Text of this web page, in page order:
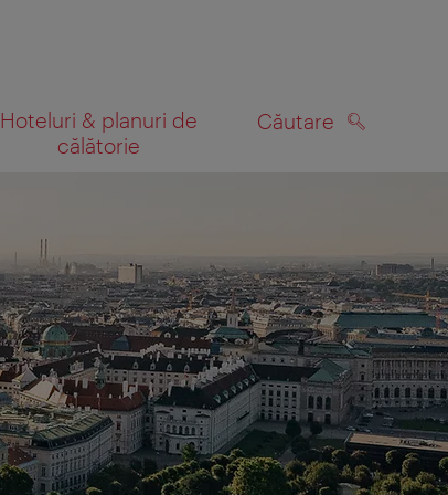
Hoteluri & planuri de
călătorie
Căutare